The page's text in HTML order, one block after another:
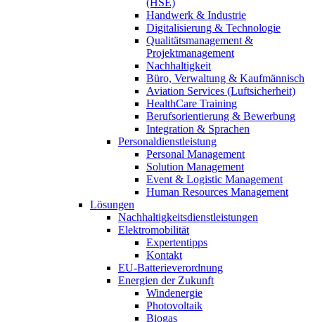
Handwerk & Industrie
Digitalisierung & Technologie
Qualitätsmanagement &
Projektmanagement
Nachhaltigkeit
Büro, Verwaltung & Kaufmännisch
Aviation Services (Luftsicherheit)
HealthCare Training
Berufsorientierung & Bewerbung
Integration & Sprachen
Personaldienstleistung
Personal Management
Solution Management
Event & Logistic Management
Human Resources Management
Lösungen
Nachhaltigkeitsdienstleistungen
Elektromobilität
Expertentipps
Kontakt
EU-Batterieverordnung
Energien der Zukunft
Windenergie
Photovoltaik
Biogas